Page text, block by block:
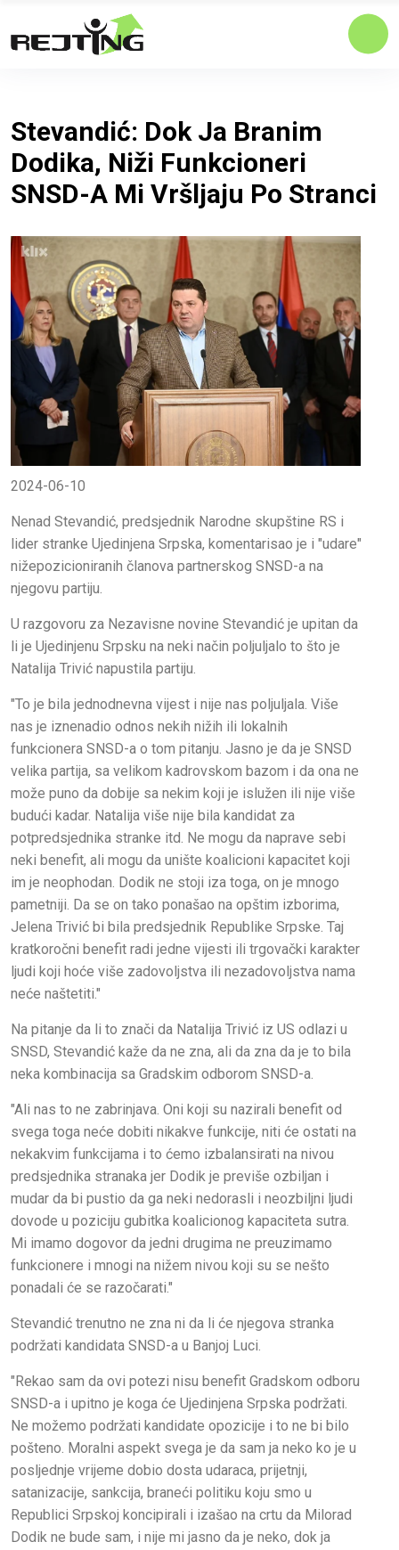
Stevandić: Dok Ja Branim
Dodika, Niži Funkcioneri
SNSD-A Mi Vršljaju Po Stranci
2024-06-10
Nenad Stevandić, predsjednik Narodne skupštine RS i
lider stranke Ujedinjena Srpska, komentarisao je i "udare"
nižepozicioniranih članova partnerskog SNSD-a na
njegovu partiju.
U razgovoru za Nezavisne novine Stevandić je upitan da
li je Ujedinjenu Srpsku na neki način poljuljalo to što je
Natalija Trivić napustila partiju.
"To je bila jednodnevna vijest i nije nas poljuljala. Više
nas je iznenadio odnos nekih nižih ili lokalnih
funkcionera SNSD-a o tom pitanju. Jasno je da je SNSD
velika partija, sa velikom kadrovskom bazom i da ona ne
može puno da dobije sa nekim koji je islužen ili nije više
budući kadar. Natalija više nije bila kandidat za
potpredsjednika stranke itd. Ne mogu da naprave sebi
neki benefit, ali mogu da unište koalicioni kapacitet koji
im je neophodan. Dodik ne stoji iza toga, on je mnogo
pametniji. Da se on tako ponašao na opštim izborima,
Jelena Trivić bi bila predsjednik Republike Srpske. Taj
kratkoročni benefit radi jedne vijesti ili trgovački karakter
ljudi koji hoće više zadovoljstva ili nezadovoljstva nama
neće naštetiti."
Na pitanje da li to znači da Natalija Trivić iz US odlazi u
SNSD, Stevandić kaže da ne zna, ali da zna da je to bila
neka kombinacija sa Gradskim odborom SNSD-a.
"Ali nas to ne zabrinjava. Oni koji su nazirali benefit od
svega toga neće dobiti nikakve funkcije, niti će ostati na
nekakvim funkcijama i to ćemo izbalansirati na nivou
predsjednika stranaka jer Dodik je previše ozbiljan i
mudar da bi pustio da ga neki nedorasli i neozbiljni ljudi
dovode u poziciju gubitka koalicionog kapaciteta sutra.
Mi imamo dogovor da jedni drugima ne preuzimamo
funkcionere i mnogi na nižem nivou koji su se nešto
ponadali će se razočarati."
Stevandić trenutno ne zna ni da li će njegova stranka
podržati kandidata SNSD-a u Banjoj Luci.
"Rekao sam da ovi potezi nisu benefit Gradskom odboru
SNSD-a i upitno je koga će Ujedinjena Srpska podržati.
Ne možemo podržati kandidate opozicije i to ne bi bilo
pošteno. Moralni aspekt svega je da sam ja neko ko je u
posljednje vrijeme dobio dosta udaraca, prijetnji,
satanizacije, sankcija, braneći politiku koju smo u
Republici Srpskoj koncipirali i izašao na crtu da Milorad
Dodik ne bude sam, i nije mi jasno da je neko, dok ja